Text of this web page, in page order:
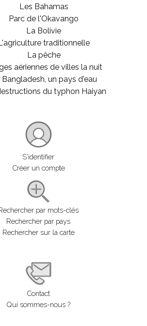
Les Bahamas
Parc de l'Okavango
La Bolivie
L'agriculture traditionnelle
La pêche
aériennes de villes la nuit
Bangladesh, un pays d'eau
du typhon Haiyan
S'identifier
Créer un compte
par mots-clés
Rechercher par pays
Rechercher sur la carte
Contact
Qui sommes-nous ?